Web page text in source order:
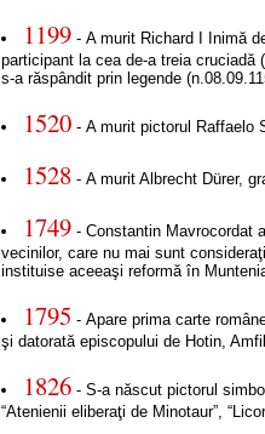
1199 - A murit Richard I Inimă
participant la cea de-a treia cruciadă
s-a răspândit prin legende
1520 - A murit pictorul Raffaelo
1528 - A murit Albrecht Dürer,
1749 - Constantin Mavrocordat
vecinilor, care nu mai sunt
instituise aceeaşi reformă în
1795 - Apare prima carte
şi datorată episcopului de Hotin,
1826 - S-a născut pictorul
“Atenienii eliberaţi de Minotaur”,